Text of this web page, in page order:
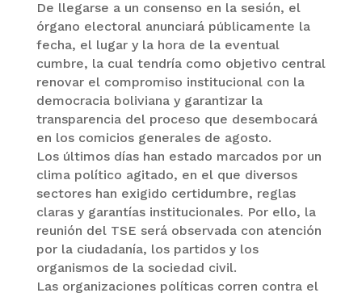
De llegarse a un consenso en la sesión, el
órgano electoral anunciará públicamente la
fecha, el lugar y la hora de la eventual
cumbre, la cual tendría como objetivo central
renovar el compromiso institucional con la
democracia boliviana y garantizar la
transparencia del proceso que desembocará
en los comicios generales de agosto.
Los últimos días han estado marcados por un
clima político agitado, en el que diversos
sectores han exigido certidumbre, reglas
claras y garantías institucionales. Por ello, la
reunión del TSE será observada con atención
por la ciudadanía, los partidos y los
organismos de la sociedad civil.
Las organizaciones políticas corren contra el